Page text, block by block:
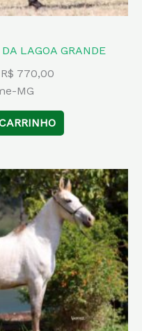
LAGOA GRANDE
770,00
MG